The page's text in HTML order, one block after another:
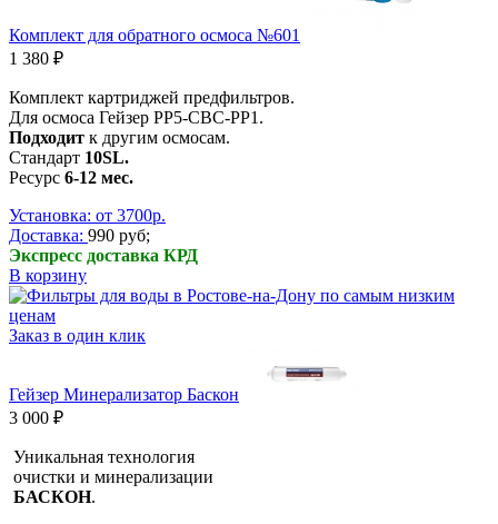
Комплект для обратного осмоса №601
1 380 ₽
Комплект картриджей предфильтров.
Для осмоса Гейзер РР5-СВС-РР1.
Подходит к другим осмосам.
Стандарт 10SL.
Ресурс 6-12 мес.
Установка: от 3700р.
Доставка: 990 руб;
Экспресс доставка КРД
В корзину
Заказ в один клик
Гейзер Минерализатор Баскон
3 000 ₽
Уникальная технология
очистки и минерализации
БАСКОН.